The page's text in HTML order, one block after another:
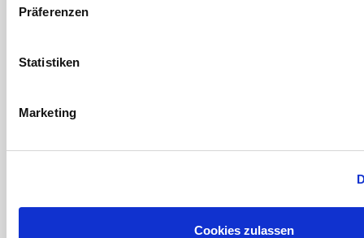
Präferenzen
Statistiken
Marketing
Cookies zulassen